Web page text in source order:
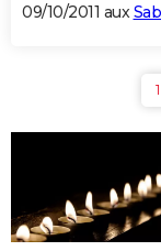
09/10/2011 aux
1